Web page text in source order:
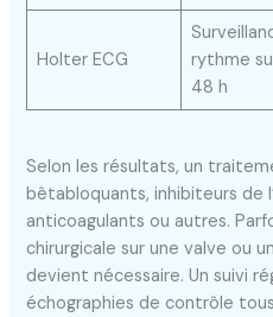
Holter ECG
rythme
48 h
Selon les résultats, un
bêtabloquants, inhibiteurs de
anticoagulants ou autres.
chirurgicale sur une valve ou
devient nécessaire. Un suivi
échographies de contrôle